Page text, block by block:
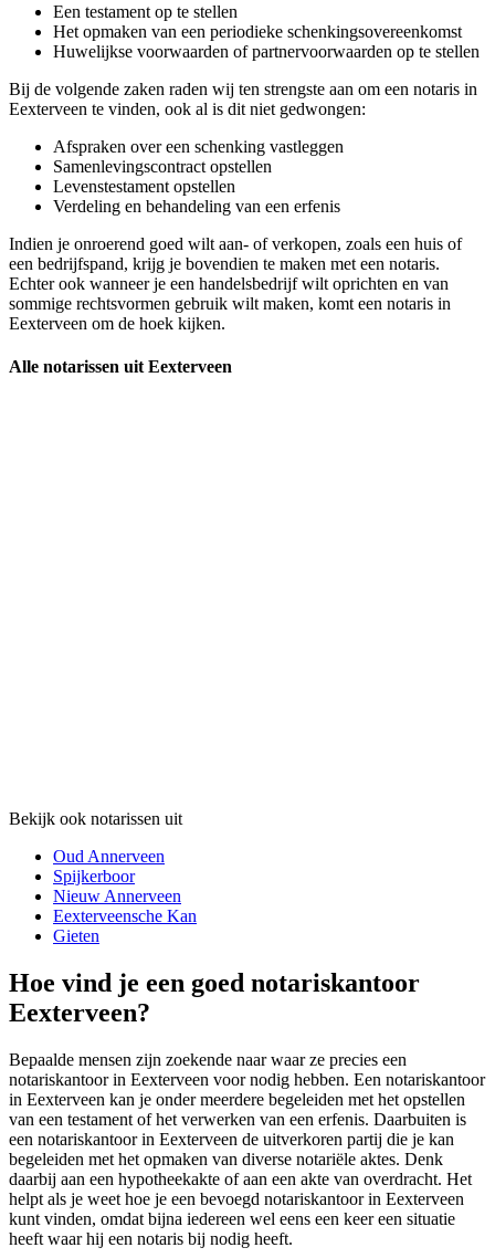
Een testament op te stellen
Het opmaken van een periodieke schenkingsovereenkomst
Huwelijkse voorwaarden of partnervoorwaarden op te stellen
Bij de volgende zaken raden wij ten strengste aan om een notaris in
Eexterveen te vinden, ook al is dit niet gedwongen:
Afspraken over een schenking vastleggen
Samenlevingscontract opstellen
Levenstestament opstellen
Verdeling en behandeling van een erfenis
Indien je onroerend goed wilt aan- of verkopen, zoals een huis of
een bedrijfspand, krijg je bovendien te maken met een notaris.
Echter ook wanneer je een handelsbedrijf wilt oprichten en van
sommige rechtsvormen gebruik wilt maken, komt een notaris in
Eexterveen om de hoek kijken.
Alle notarissen uit Eexterveen
Bekijk ook notarissen uit
Oud Annerveen
Spijkerboor
Nieuw Annerveen
Eexterveensche Kan
Gieten
Hoe vind je een goed notariskantoor
Eexterveen?
Bepaalde mensen zijn zoekende naar waar ze precies een
notariskantoor in Eexterveen voor nodig hebben. Een notariskantoor
in Eexterveen kan je onder meerdere begeleiden met het opstellen
van een testament of het verwerken van een erfenis. Daarbuiten is
een notariskantoor in Eexterveen de uitverkoren partij die je kan
begeleiden met het opmaken van diverse notariële aktes. Denk
daarbij aan een hypotheekakte of aan een akte van overdracht. Het
helpt als je weet hoe je een bevoegd notariskantoor in Eexterveen
kunt vinden, omdat bijna iedereen wel eens een keer een situatie
heeft waar hij een notaris bij nodig heeft.